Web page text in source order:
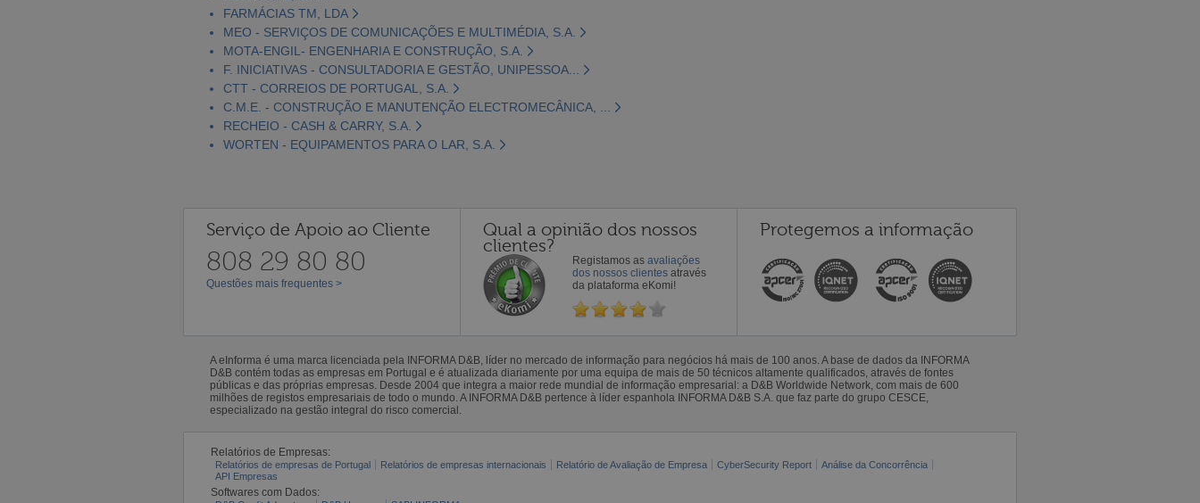
FARMÁCIAS TM, LDA
MEO - SERVIÇOS DE COMUNICAÇÕES E MULTIMÉDIA, S.A.
MOTA-ENGIL- ENGENHARIA E CONSTRUÇÃO, S.A.
F. INICIATIVAS - CONSULTADORIA E GESTÃO, UNIPESSOA...
CTT - CORREIOS DE PORTUGAL, S.A.
C.M.E. - CONSTRUÇÃO E MANUTENÇÃO ELECTROMECÂNICA, ...
RECHEIO - CASH & CARRY, S.A.
WORTEN - EQUIPAMENTOS PARA O LAR, S.A.
Serviço de Apoio ao Cliente
808 29 80 80
Questões mais frequentes >
Qual a opinião dos nossos
clientes?
Registamos as avaliações
dos nossos clientes através
da plataforma eKomi!
Protegemos a informação
A eInforma é uma marca licenciada pela INFORMA D&B, líder no mercado de informação para negócios há mais de 100 anos. A base de dados da INFORMA
D&B contém todas as empresas em Portugal e é atualizada diariamente por uma equipa de mais de 50 técnicos altamente qualificados, através de fontes
públicas e das próprias empresas. Desde 2004 que integra a maior rede mundial de informação empresarial: a D&B Worldwide Network, com mais de 600
milhões de registos empresariais de todo o mundo. A INFORMA D&B pertence à líder espanhola INFORMA D&B S.A. que faz parte do grupo CESCE,
especializado na gestão integral do risco comercial.
Relatórios de Empresas:
Relatórios de empresas de Portugal Relatórios de empresas internacionais Relatório de Avaliação de Empresa CyberSecurity Report
Análise da Concorrência
API Empresas
Softwares com Dados: